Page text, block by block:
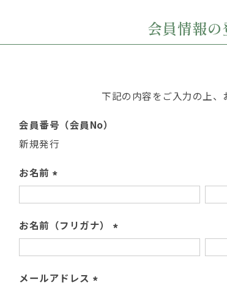
会員情報
下記の内容をご入力の上、
会員番号（会員No）
新規発行
お名前
(
必
須
)
お名前（フリガナ）
(
必
メールアドレス